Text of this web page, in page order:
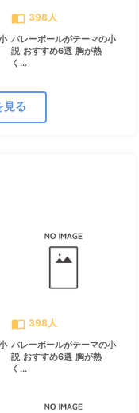
import_contacts 398人
バレーボールがテーマの小
説 おすすめ6選 胸が熱
く...
見る
import_contacts 398人
バレーボールがテーマの小
説 おすすめ6選 胸が熱
く...